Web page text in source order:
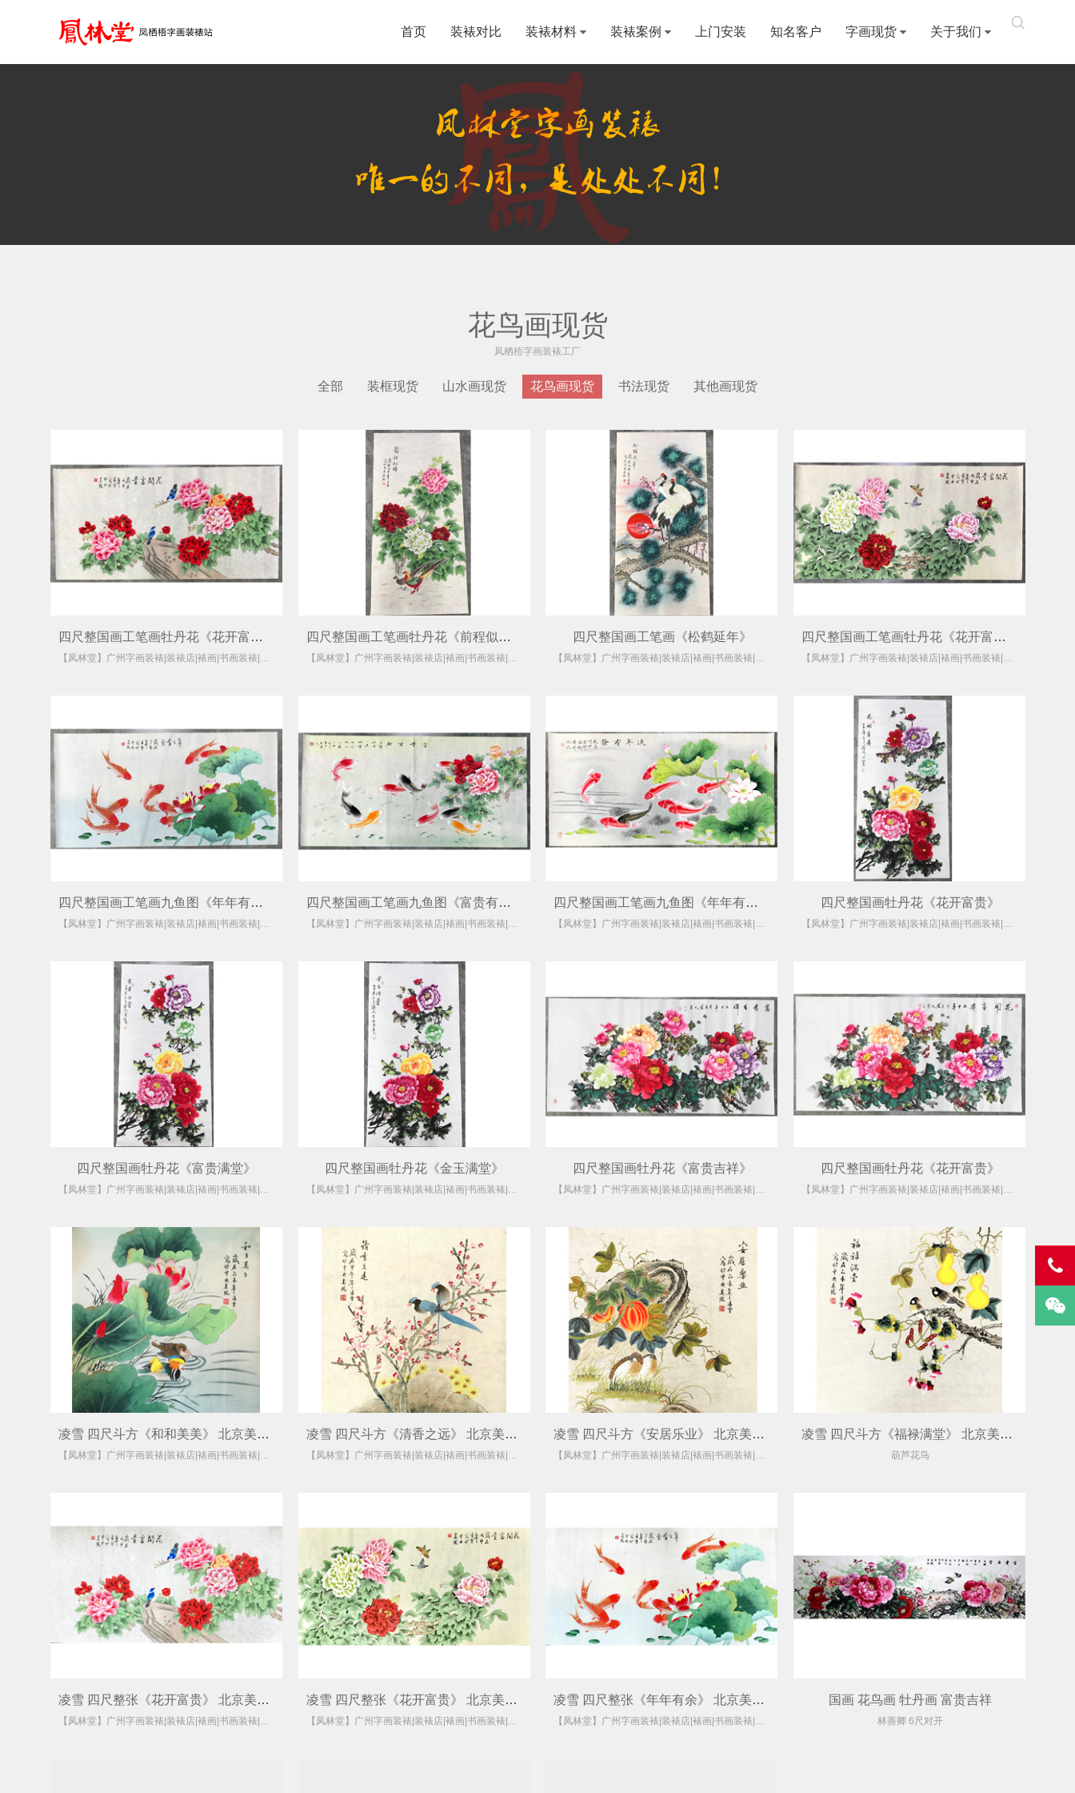

首页 装裱对比 装裱材料 装裱案例 上门安装 知名客户 字画现货 关于我们
花鸟画现货
凤栖梧字画装裱工厂
全部 装框现货 山水画现货 花鸟画现货 书法现货 其他画现货
四尺整国画工笔画牡丹花《花开富贵》 四尺整国画工笔画牡丹花《前程似锦》 四尺整国画工笔画《松鹤延年》 四尺整国画工笔画牡丹花《花开富贵》
四尺整国画工笔画九鱼图《年年有余》
【凤林堂】广州字画装裱|装裱店|裱画|书画装裱|国画装裱
四尺整国画工笔画九鱼图《富贵有余》
【凤林堂】广州字画装裱|装裱店|裱画|书画装裱|国画装裱
四尺整国画工笔画九鱼图《年年有余》
【凤林堂】广州字画装裱|装裱店|裱画|书画装裱|国画装裱
四尺整国画牡丹花《花开富贵》
【凤林堂】广州字画装裱|装裱店|裱画|书画装裱|国画装裱
四尺整国画牡丹花《富贵满堂》
【凤林堂】广州字画装裱|装裱店|裱画|书画装裱|国画装裱
四尺整国画牡丹花《金玉满堂》
【凤林堂】广州字画装裱|装裱店|裱画|书画装裱|国画装裱
四尺整国画牡丹花《富贵吉祥》
【凤林堂】广州字画装裱|装裱店|裱画|书画装裱|国画装裱
四尺整国画牡丹花《花开富贵》
【凤林堂】广州字画装裱|装裱店|裱画|书画装裱|国画装裱
凌雪 四尺斗方《和和美美》 北京美协会员
【凤林堂】广州字画装裱|装裱店|裱画|书画装裱|国画装裱
凌雪 四尺斗方《清香之远》 北京美协会员
【凤林堂】广州字画装裱|装裱店|裱画|书画装裱|国画装裱
凌雪 四尺斗方《安居乐业》 北京美协会员
【凤林堂】广州字画装裱|装裱店|裱画|书画装裱|国画装裱
凌雪 四尺斗方《福禄满堂》 北京美协会员
葫芦花鸟
凌雪 四尺整张《花开富贵》 北京美协会员
【凤林堂】广州字画装裱|装裱店|裱画|书画装裱|国画装裱
凌雪 四尺整张《花开富贵》 北京美协会员
【凤林堂】广州字画装裱|装裱店|裱画|书画装裱|国画装裱
凌雪 四尺整张《年年有余》 北京美协会员
【凤林堂】广州字画装裱|装裱店|裱画|书画装裱|国画装裱
国画 花鸟画 牡丹画 富贵吉祥
林善卿 6尺对开